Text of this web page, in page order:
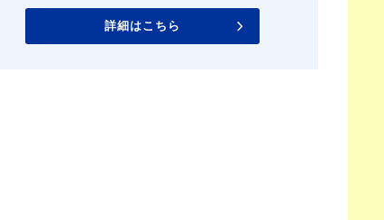
詳細はこちら